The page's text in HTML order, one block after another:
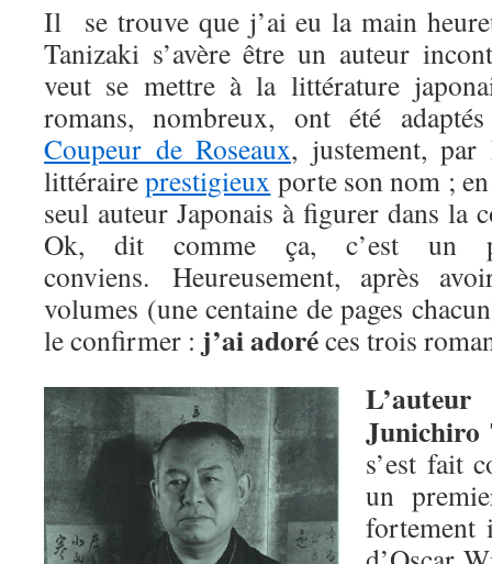
Il se trouve que j’ai eu la main
Tanizaki s’avère être un auteur
veut se mettre à la littérature
romans, nombreux, ont été
Coupeur de Roseaux, justement,
littéraireprestigieux porte son nom ;
seul auteur Japonais à figurer dans la
Ok, dit comme ça, c’est un
conviens. Heureusement, après
volumes (une centaine de pages
le confirmer : j’ai adoréces trois
L’auteur
Junichiro
s’est fait
un
fortement